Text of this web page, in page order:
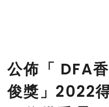
公佈「 DFA
俊獎」2022